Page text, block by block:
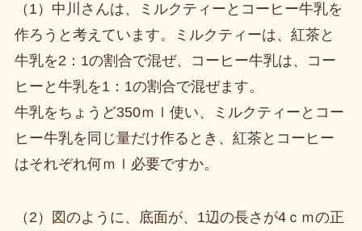
（1）中川さんは、ミルクティーとコーヒー牛乳を
作ろうと考えています。ミルクティーは、紅茶と
牛乳を2：1の割合で混ぜ、コーヒー牛乳は、コー
ヒーと牛乳を1：1の割合で混ぜます。
牛乳をちょうど350ｍｌ使い、ミルクティーとコー
ヒー牛乳を同じ量だけ作るとき、紅茶とコーヒー
はそれぞれ何ｍｌ必要ですか。
（2）図のように、底面が、1辺の長さが4ｃｍの正